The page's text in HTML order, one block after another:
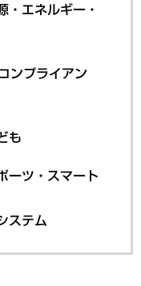
・エネルギー・
ンプライアン
も
ーツ・スマート
ステム